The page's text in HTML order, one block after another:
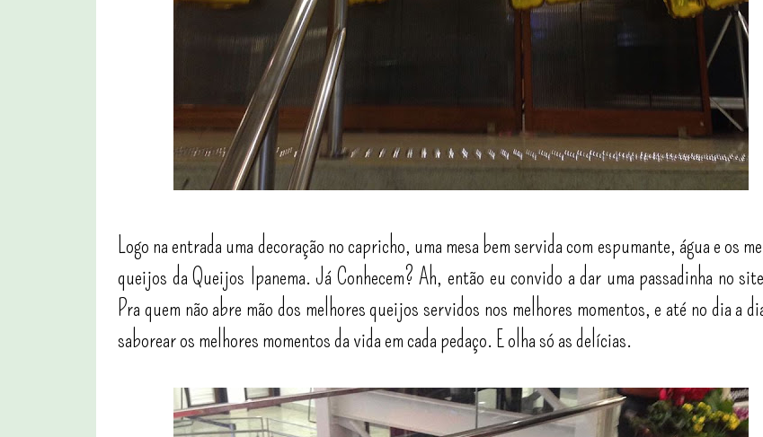
Logo na entrada uma decoração no capricho, uma mesa bem servida com espumante, água e os
queijos da Queijos Ipanema. Já Conhecem? Ah, então eu convido a dar uma passadinha no site
Pra quem não abre mão dos melhores queijos servidos nos melhores momentos, e até no dia a
saborear os melhores momentos da vida em cada pedaço. E olha só as delícias.